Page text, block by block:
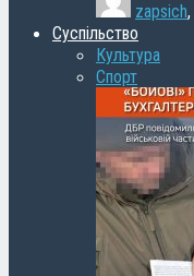
zapsich,
Суспільство
Культура
Спорт